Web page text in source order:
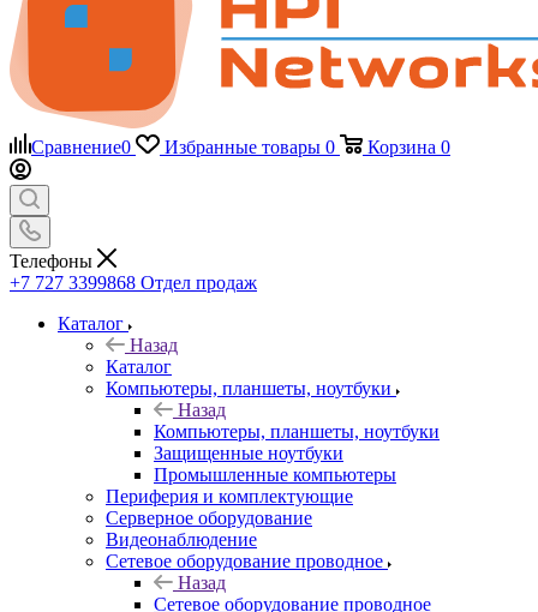
Сравнение0 Избранные товары 0 Корзина 0
Телефоны
+7 727 3399868 Отдел продаж
Каталог
Назад
Каталог
Компьютеры, планшеты, ноутбуки
Назад
Компьютеры, планшеты, ноутбуки
Защищенные ноутбуки
Промышленные компьютеры
Периферия и комплектующие
Серверное оборудование
Видеонаблюдение
Сетевое оборудование проводное
Назад
Сетевое оборудование проводное